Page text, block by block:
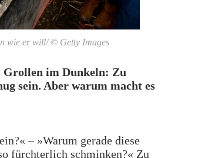
wie er will/ © Getty Images
Grollen im Dunkeln: Zu
sein. Aber warum macht es
– »Warum gerade diese
fürchterlich schminken?« Zu